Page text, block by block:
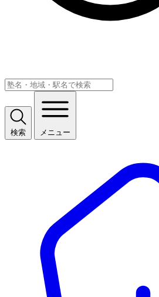
検索 メニュー